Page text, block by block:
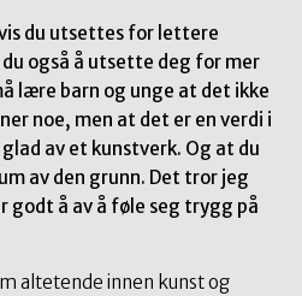
du utsettes for lettere
også å utsette deg for mer
lære barn og unge at det ikke
noe, men at det er en verdi i
av et kunstverk. Og at du
av den grunn. Det tror jeg
godt å av å føle seg trygg på
altetende innen kunst og